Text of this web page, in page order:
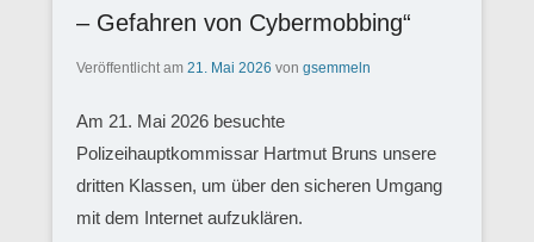
– Gefahren von Cybermobbing“
Veröffentlicht am 21. Mai 2026 von gsemmeln
Am 21. Mai 2026 besuchte
Polizeihauptkommissar Hartmut Bruns unsere
dritten Klassen, um über den sicheren Umgang
mit dem Internet aufzuklären.